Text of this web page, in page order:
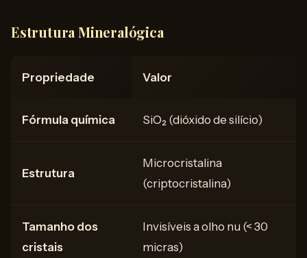
Estrutura Mineralógica
Propriedade Valor
Fórmula química SiO₂ (dióxido de silício)
Estrutura
Microcristalina
(criptocristalina)
Tamanho dos
cristais
Invisíveis a olho nu (< 30
micras)